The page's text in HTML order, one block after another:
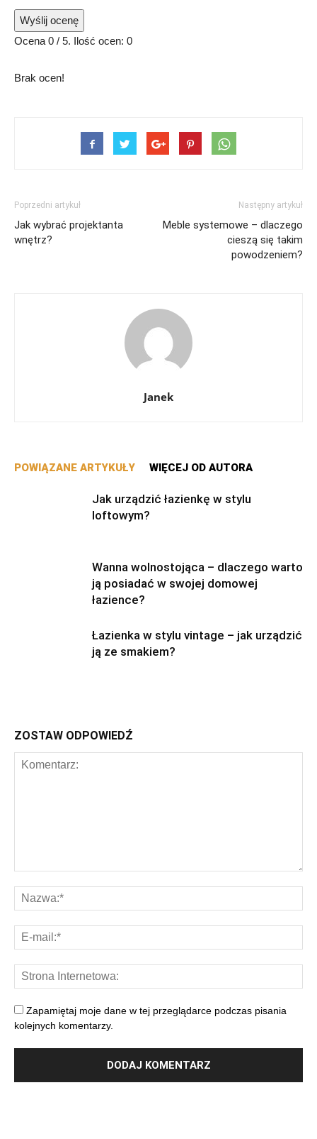
Wyślij ocenę
Ocena 0 / 5. Ilość ocen: 0
Brak ocen!
Poprzedni artykuł
Jak wybrać projektanta
wnętrz?
Następny artykuł
Meble systemowe – dlaczego
cieszą się takim
powodzeniem?
Janek
POWIĄZANE ARTYKUŁY WIĘCEJ OD AUTORA
Jak urządzić łazienkę w stylu
loftowym?
Wanna wolnostojąca – dlaczego warto
ją posiadać w swojej domowej
łazience?
Łazienka w stylu vintage – jak urządzić
ją ze smakiem?
ZOSTAW ODPOWIEDŹ
Zapamiętaj moje dane w tej przeglądarce podczas pisania
kolejnych komentarzy.